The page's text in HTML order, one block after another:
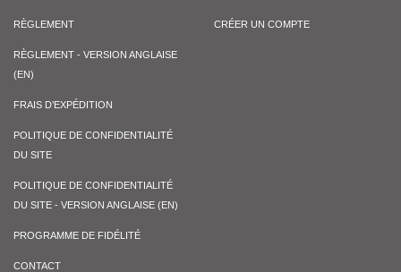
RÈGLEMENT
RÈGLEMENT - VERSION ANGLAISE
(EN)
FRAIS D’EXPÉDITION
POLITIQUE DE CONFIDENTIALITÉ
DU SITE
POLITIQUE DE CONFIDENTIALITÉ
DU SITE - VERSION ANGLAISE (EN)
PROGRAMME DE FIDÉLITÉ
CONTACT
CRÉER UN COMPTE